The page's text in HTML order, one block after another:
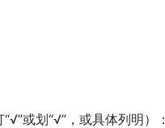
或划“√”，或具体列明）：